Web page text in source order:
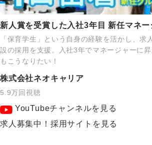
新人賞を受賞した入社3年目 新任マネ
「保育学生」という自身の経験を活かし、求
設の採用を支援。入社3年でマネージャーに
もこうなりたい！
株式会社ネオキャリア
5.9万回視聴
YouTubeチャンネルを見る
求人募集中！採用サイトを見る